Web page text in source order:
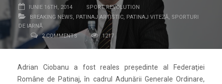
IUNIE 16TH, 2014
SPORT REVOLUTION
BREAKING NEWS, PATINAJ ARTISTIC, PATINAJ VITEZĂ, SPORTURI
DE IARNĂ
2 COMMENTS
1217
Adrian Ciobanu a fost reales preşedinte al Federaţiei
Române de Patinaj, în cadrul Adunării Generale Ordinare,